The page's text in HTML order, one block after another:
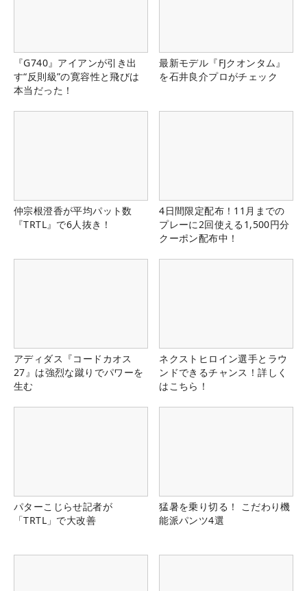
『G740』アイアンが引き出
す“反則級”の寛容性と飛びは
本当だった！
最新モデル『FJクオンタム』
を石井良介プロがチェック
仲宗根澄香が平均パット数
『TRTL』で6人抜き！
4日間限定配布！11月までの
プレーに2回使える1,500円分
クーポン配布中！
アディダス『コードカオス
27』は強烈な蹴りでパワーを
生む
ネクストヒロイン選手とラウ
ンドできるチャンス！詳しく
はこちら！
パターこじらせ記者が
「TRTL」で大改善
猛暑を乗り切る！ こだわり機
能派パンツ4選